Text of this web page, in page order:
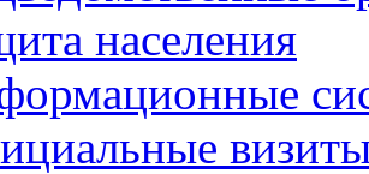
населения